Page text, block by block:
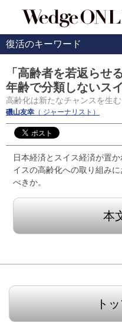
復活のキーワード
「高齢者を若返らせる
年齢で分類しないス
高齢化は新たなチャンスを生む
磯山友幸 （ ジャーナリスト）
日本経済とスイス経済が置
イスの高齢化への取り組み
べきか。
本
ト